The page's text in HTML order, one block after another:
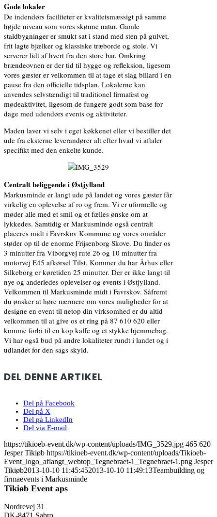
Gode lokaler
De indendørs faciliteter er kvalitetsmæssigt på samme
højde niveau som vores skønne natur. Gamle
staldbygninger er smukt sat i stand med sten på gulvet,
frit lagte bjælker og klassiske træborde og stole. Vi
serverer lidt af hvert fra den store bar. Omkring
brændeovnen er der tid til hygge og refleksion, ligesom
vores gæster er velkommen til at tage et slag billard i en
pause fra den officielle tidsplan. Lokalerne kan
anvendes selvstændigt til traditionel firmafest og
mødeaktivitet, ligesom de fungere godt som base for
dage med udendørs events og aktiviteter.
Maden laver vi selv i eget køkkenet eller vi bestiller det
ude fra eksterne leverandører alt efter hvad vi aftaler
specifikt med den enkelte kunde.
Centralt beliggende i Østjylland
Markusminde er langt ude på landet og vores gæster får
virkelig en oplevelse af ro og frem. Vi er uformelle og
møder alle med et smil og et fælles ønske om at
lykkedes. Samtidig er Markusminde også centralt
placeres midt i Favrskov Kommune og vores områder
støder op til de enorme Frijsenborg Skove. Du finder os
3 minutter fra Viborgvej rute 26 og 10 minutter fra
motorvej E45 afkørsel Tilst. Kommer du har Århus eller
Silkeborg er køretiden 25 minutter. Der er ikke langt til
nye og anderledes oplevelser og events i Østjylland.
Velkommen til Markusminde midt i Favrskov. Såfremt
du ønsker at høre nærmere om vores muligheder for at
designe en event til netop din virksomhed er du altid
velkommen til at give os et ring på 87 610 620 eller
komme forbi til en kop kaffe og et stykke hjemmebag.
Vi har også bud på andre lokaliteter rundt i landet og i
udlandet for den sags skyld.
DEL DENNE ARTIKEL
Del på Facebook
Del på X
Del på LinkedIn
Del via E-mail
https://tikioeb-event.dk/wp-content/uploads/IMG_3529.jpg 465 620
Jesper Tikiøb https://tikioeb-event.dk/wp-content/uploads/Tikioeb-
Event_logo_aflangt_webtop_Tegnebraet-1_Tegnebraet-1.png Jesper
Tikiøb2013-10-10 11:45:452013-10-10 11:49:13Teambuilding og
firmaevents i Markusminde
Tikiøb Event aps
Nordrevej 31